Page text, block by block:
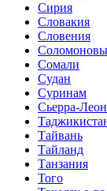
Сирия
Словакия
Словения
Сомали
Судан
Суринам
Сьерра-
Тайвань
Тайланд
Танзания
Того